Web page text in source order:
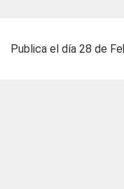
Publica el día 28 de